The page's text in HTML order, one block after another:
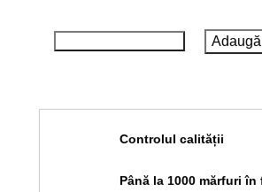
Controlul calității
Până la 1000 mărfuri în